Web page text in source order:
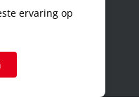
ervaring op